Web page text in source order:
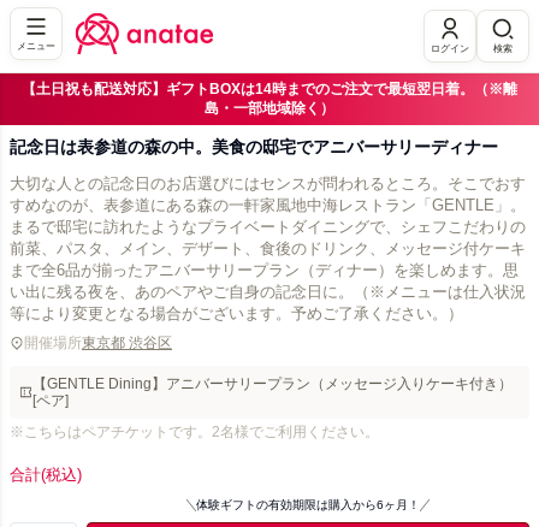
メニュー ログイン 検索
【土日祝も配送対応】ギフトBOXは14時までのご注文で最短翌日着。（※離
島・一部地域除く）
記念日は表参道の森の中。美食の邸宅でアニバーサリーディナー
大切な人との記念日のお店選びにはセンスが問われるところ。そこでおす
すめなのが、表参道にある森の一軒家風地中海レストラン「GENTLE」。
まるで邸宅に訪れたようなプライベートダイニングで、シェフこだわりの
前菜、パスタ、メイン、デザート、食後のドリンク、メッセージ付ケーキ
まで全6品が揃ったアニバーサリープラン（ディナー）を楽しめます。思
い出に残る夜を、あのペアやご自身の記念日に。（※メニューは仕入状況
等により変更となる場合がございます。予めご了承ください。）
開催場所東京都 渋谷区
【GENTLE Dining】アニバーサリープラン（メッセージ入りケーキ付き）
[ペア]
※こちらはペアチケットです。2名様でご利用ください。
合計(税込)
体験ギフトの有効期限は購入から6ヶ月！